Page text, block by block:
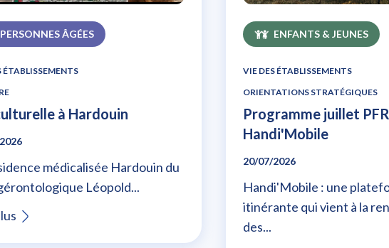
PERSONNES ÂGÉES
ÉTABLISSEMENTS
à Hardouin
médicalisée Hardouin du
Léopold...
ENFANTS & JEUNES
VIE DES ÉTABLISSEMENTS
ORIENTATIONS STRATÉGIQUES
Programme juillet
Handi'Mobile
20/07/2026
Handi'Mobile : une
itinérante qui vient à la
des...